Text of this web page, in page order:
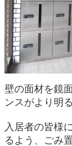
壁の面材を鏡
ンスがより明
入居者の皆様
るよう、ごみ